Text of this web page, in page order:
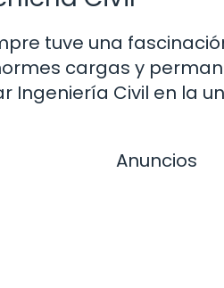
tuve una
cargas y
Ingeniería Civil en la
Anuncios